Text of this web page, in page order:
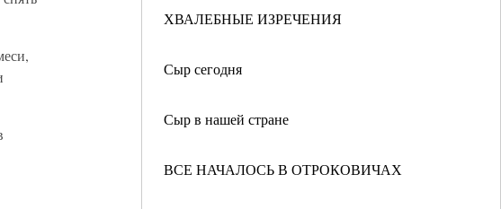
ХВАЛЕБНЫЕ ИЗРЕЧЕНИЯ
Сыр сегодня
Сыр в нашей стране
ВСЕ НАЧАЛОСЬ В ОТРОКОВИЧАХ